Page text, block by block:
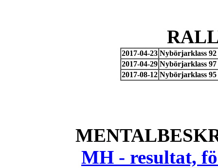
2017-04-23 Nybörjarklass
2017-04-29 Nybörjarklass 97
2017-08-12 Nybörjarklass 95
MH - resultat,